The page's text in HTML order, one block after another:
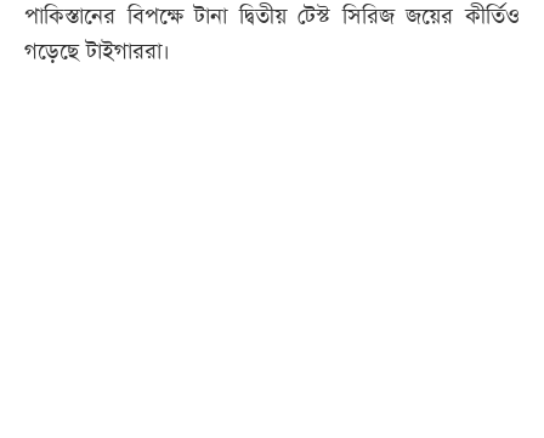
পাকিস্তানের বিপক্ষে টানা দ্বিতীয় টেস্ট সিরিজ জয়ের কীর্তিও
গড়েছে টাইগাররা।